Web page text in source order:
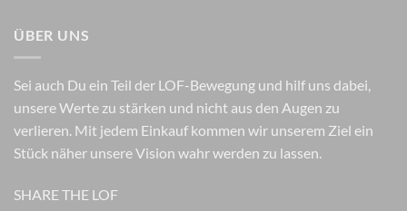
ÜBER UNS
Sei auch Du ein Teil der LOF-Bewegung und hilf uns dabei,
unsere Werte zu stärken und nicht aus den Augen zu
verlieren. Mit jedem Einkauf kommen wir unserem Ziel ein
Stück näher unsere Vision wahr werden zu lassen.
SHARE THE LOF